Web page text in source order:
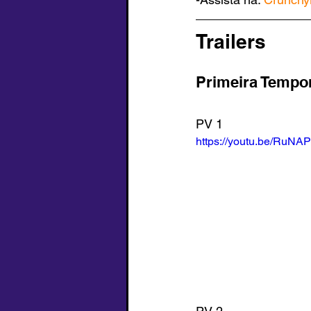
Trailers
Primeira
PV 1
https://youtu.be/